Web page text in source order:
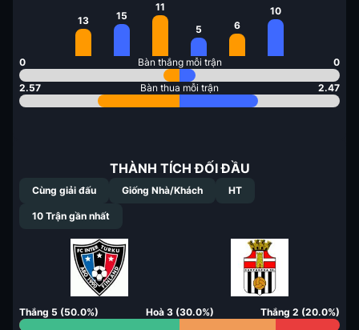
13 15
11
5
6
10
0 Bàn thắng mỗi trận 0
2.57 Bàn thua mỗi trận 2.47
THÀNH TÍCH ĐỐI ĐẦU
Cùng giải đấu Giống Nhà/Khách HT
10 Trận gần nhất
Thắng 5 (50.0%) Hoà 3(30.0%) Thắng 2 (20.0%)